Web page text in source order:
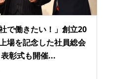
で働きたい！」創立20
場を記念した社員総会
彰式も開催...